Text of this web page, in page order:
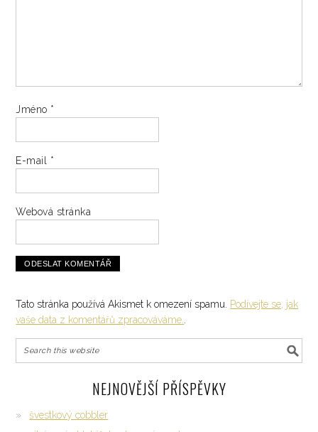
Jméno *
E-mail *
Webová stránka
Tato stránka používá Akismet k omezení spamu.
Podívejte se, jak
vaše data z komentářů zpracováváme.
NEJNOVĚJŠÍ PŘÍSPĚVKY
švestkový cobbler